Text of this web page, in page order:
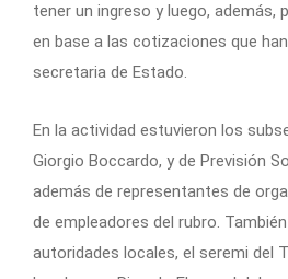
tener un ingreso y luego, además,
en base a las cotizaciones que
secretaria de Estado.
En la actividad estuvieron los
Giorgio Boccardo, y de Previsión
además de representantes de
de empleadores del rubro.
autoridades locales, el seremi del